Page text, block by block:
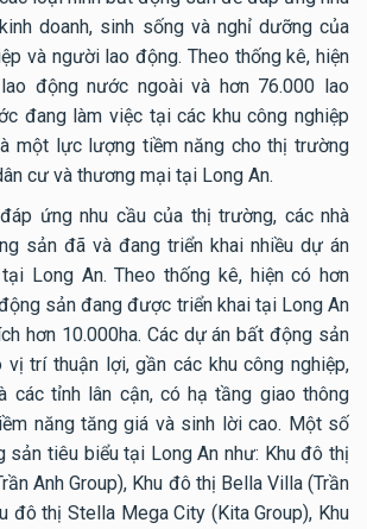
doanh, sinh sống và nghỉ dưỡng của
và người lao động. Theo thống kê, hiện
động nước ngoài và hơn 76.000 lao
đang làm việc tại các khu công nghiệp
một lực lượng tiềm năng cho thị trường
cư và thương mại tại Long An.
ứng nhu cầu của thị trường, các nhà
sản đã và đang triển khai nhiều dự án
Long An. Theo thống kê, hiện có hơn
sản đang được triển khai tại Long An
hơn 10.000ha. Các dự án bất động sản
trí thuận lợi, gần các khu công nghiệp,
các tỉnh lân cận, có hạ tầng giao thông
năng tăng giá và sinh lời cao. Một số
sản tiêu biểu tại Long An như: Khu đô thị
Anh Group), Khu đô thị Bella Villa (Trần
đô thị Stella Mega City (Kita Group), Khu